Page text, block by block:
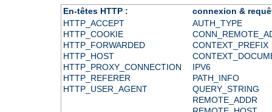
En-têtes HTTP :
connexion &
HTTP_ACCEPT
HTTP_COOKIE
HTTP_FORWARDED
HTTP_HOST
HTTP_PROXY_CONNECTION
HTTP_REFERER
HTTP_USER_AGENT
AUTH_TYPE
CONTEXT_PREFIX
IPV6
PATH_INFO
QUERY_STRING
REMOTE_ADDR